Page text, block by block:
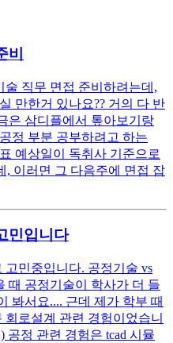
비
직무 면접 준비하려는데,
만한거 있나요?? 거의 다 반
은 삼디플에서 톺아보기랑
정 부분 공부하려고 하는
예상일이 독취사 기준으로
, 이러면 그 다음주에 면접 잡
민입니다
민중입니다. 공정기술 vs
때 공정기술이 학사가 더 들
봐서요.... 근데 제가 학부 때
로설계 관련 경험이었습니
공정 관련 경험은 tcad 시뮬